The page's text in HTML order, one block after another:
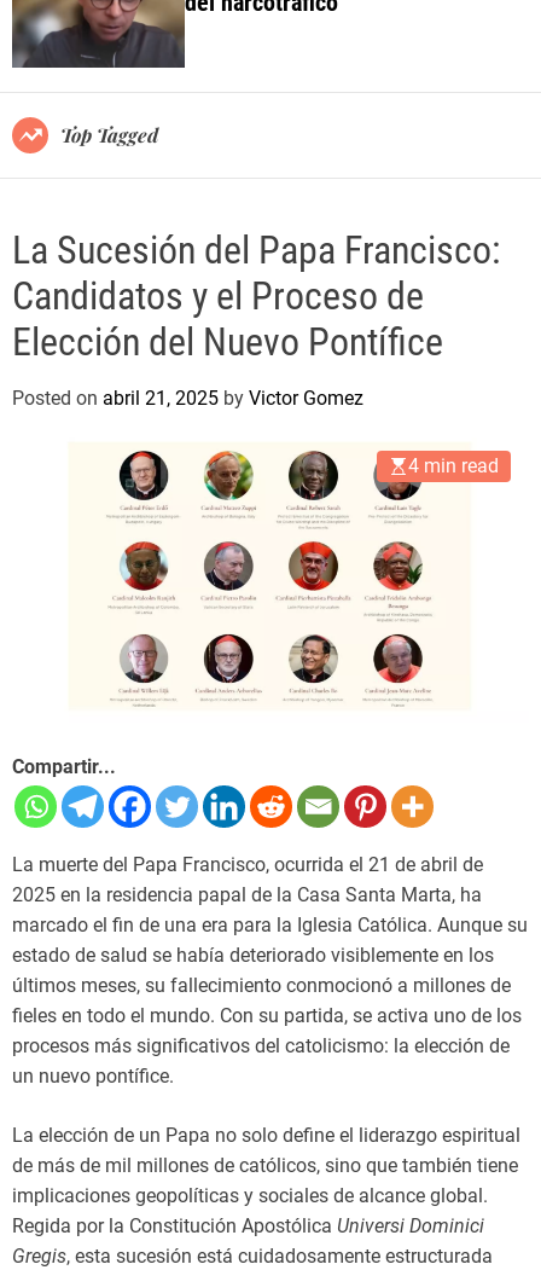
o
e
Top Tagged
La Sucesión del Papa Francisco:
Candidatos y el Proceso de
Elección del Nuevo Pontífice
Posted on abril 21, 2025 by Victor Gomez
4 min read
Compartir...
La muerte del Papa Francisco, ocurrida el 21 de abril de
2025 en la residencia papal de la Casa Santa Marta, ha
marcado el fin de una era para la Iglesia Católica. Aunque su
estado de salud se había deteriorado visiblemente en los
últimos meses, su fallecimiento conmocionó a millones de
fieles en todo el mundo. Con su partida, se activa uno de los
procesos más significativos del catolicismo: la elección de
un nuevo pontífice.
La elección de un Papa no solo define el liderazgo espiritual
de más de mil millones de católicos, sino que también tiene
implicaciones geopolíticas y sociales de alcance global.
Regida por la Constitución Apostólica Universi Dominici
Gregis, esta sucesión está cuidadosamente estructurada